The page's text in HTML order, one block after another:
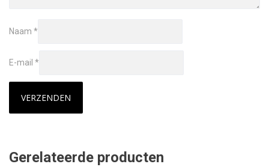
Naam *
E-mail *
Gerelateerde producten